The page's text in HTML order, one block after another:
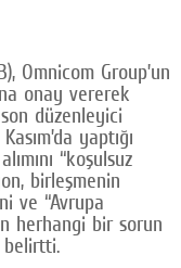
Group’un
onay vererek
düzenleyici
yaptığı
“koşulsuz
birleşmenin
ve “Avrupa
herhangi bir sorun
belirtti.